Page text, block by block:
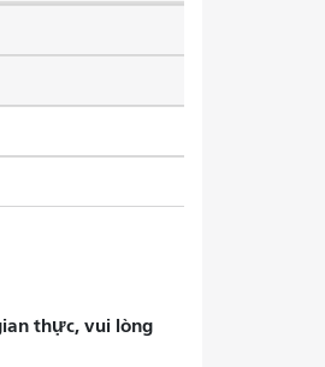
thực, vui lòng